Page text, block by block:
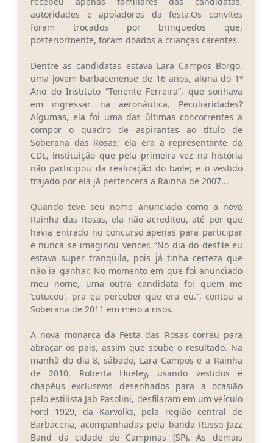
autoridades e apoiadores da festa.Os convites
foram trocados por brinquedos que,
posteriormente, foram doados a crianças carentes.
Dentre as candidatas estava Lara Campos Borgo,
uma jovem barbacenense de 16 anos, aluna do 1º
Ano do Instituto “Tenente Ferreira”, que sonhava
em ingressar na aeronáutica. Peculiaridades?
Algumas, ela foi uma das últimas concorrentes a
compor o quadro de aspirantes ao título de
Soberana das Rosas; ela era a representante da
CDL, instituição que pela primeira vez na história
não participou da realização do baile; e o vestido
trajado por ela já pertencera a Rainha de 2007...
Quando teve seu nome anunciado como a nova
Rainha das Rosas, ela não acreditou, até por que
havia entrado no concurso apenas para participar
e nunca se imaginou vencer. “No dia do desfile eu
estava super tranqüila, pois já tinha certeza que
não ia ganhar. No momento em que foi anunciado
meu nome, uma outra candidata foi quem me
‘cutucou’, pra eu perceber que era eu.”, contou a
Soberana de 2011 em meio a risos.
A nova monarca da Festa das Rosas correu para
abraçar os pais, assim que soube o resultado. Na
manhã do dia 8, sábado, Lara Campos e a Rainha
de 2010, Roberta Hueley, usando vestidos e
chapéus exclusivos desenhados para a ocasião
pelo estilista Jab Pasolini, desfilaram em um veículo
Ford 1929, da Karvolks, pela região central de
Barbacena, acompanhadas pela banda Russo Jazz
Band da cidade de Campinas (SP). As demais